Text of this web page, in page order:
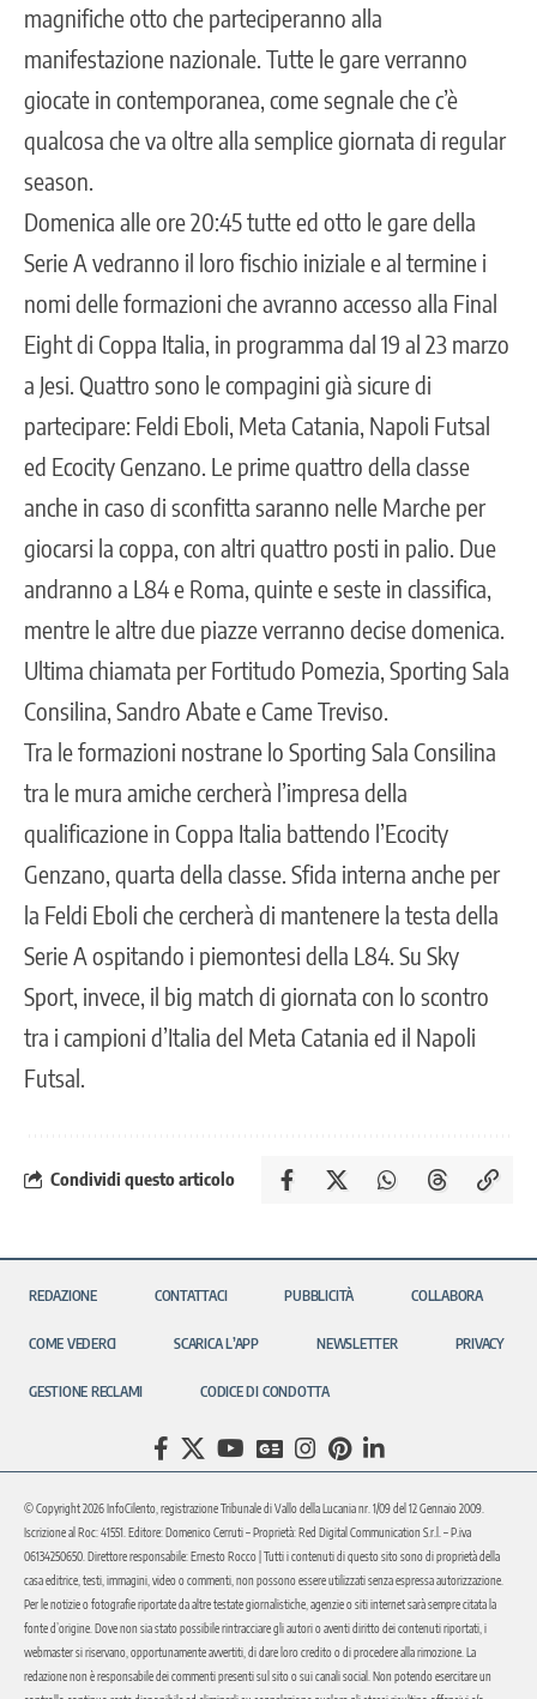
magnifiche otto che parteciperanno alla
manifestazione nazionale. Tutte le gare verranno
giocate in contemporanea, come segnale che c’è
qualcosa che va oltre alla semplice giornata di regular
season.
Domenica alle ore 20:45 tutte ed otto le gare della
Serie A vedranno il loro fischio iniziale e al termine i
nomi delle formazioni che avranno accesso alla Final
Eight di Coppa Italia, in programma dal 19 al 23 marzo
a Jesi. Quattro sono le compagini già sicure di
partecipare: Feldi Eboli, Meta Catania, Napoli Futsal
ed Ecocity Genzano. Le prime quattro della classe
anche in caso di sconfitta saranno nelle Marche per
giocarsi la coppa, con altri quattro posti in palio. Due
andranno a L84 e Roma, quinte e seste in classifica,
mentre le altre due piazze verranno decise domenica.
Ultima chiamata per Fortitudo Pomezia, Sporting Sala
Consilina, Sandro Abate e Came Treviso.
Tra le formazioni nostrane lo Sporting Sala Consilina
tra le mura amiche cercherà l’impresa della
qualificazione in Coppa Italia battendo l’Ecocity
Genzano, quarta della classe. Sfida interna anche per
la Feldi Eboli che cercherà di mantenere la testa della
Serie A ospitando i piemontesi della L84. Su Sky
Sport, invece, il big match di giornata con lo scontro
tra i campioni d’Italia del Meta Catania ed il Napoli
Futsal.
Condividi questo articolo
REDAZIONE CONTATTACI PUBBLICITÀ COLLABORA
COME VEDERCI SCARICA L’APP NEWSLETTER PRIVACY
GESTIONE RECLAMI CODICE DI CONDOTTA
© Copyright 2026 InfoCilento, registrazione Tribunale di Vallo della Lucania nr. 1/09 del 12 Gennaio 2009.
Iscrizione al Roc: 41551. Editore: Domenico Cerruti – Proprietà: Red Digital Communication S.r.l. – P.iva
06134250650. Direttore responsabile: Ernesto Rocco | Tutti i contenuti di questo sito sono di proprietà della
casa editrice, testi, immagini, video o commenti, non possono essere utilizzati senza espressa autorizzazione.
Per le notizie o fotografie riportate da altre testate giornalistiche, agenzie o siti internet sarà sempre citata la
fonte d’origine. Dove non sia stato possibile rintracciare gli autori o aventi diritto dei contenuti riportati, i
webmaster si riservano, opportunamente avvertiti, di dare loro credito o di procedere alla rimozione. La
redazione non è responsabile dei commenti presenti sul sito o sui canali social. Non potendo esercitare un